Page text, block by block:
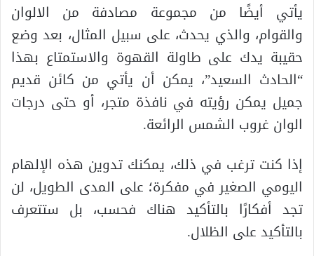
يأتي أيضًا من مجموعة مصادفة من الالوان
والقوام، والذي يحدث، على سبيل المثال، بعد وضع
حقيبة يدك على طاولة القهوة والاستمتاع بهذا
“الحادث السعيد”، يمكن أن يأتي من كائن قديم
جميل يمكن رؤيته في نافذة متجر، أو حتى درجات
الوان غروب الشمس الرائعة.
إذا كنت ترغب في ذلك، يمكنك تدوين هذه الإلهام
اليومي الصغير في مفكرة؛ على المدى الطويل، لن
تجد أفكارًا بالتأكيد هناك فحسب، بل ستتعرف
بالتأكيد على الظلال.